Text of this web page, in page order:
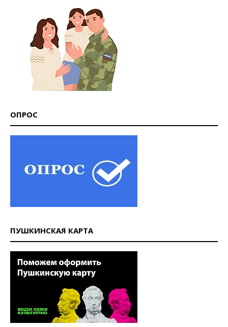
ОПРОС
ПУШКИНСКАЯ КАРТА